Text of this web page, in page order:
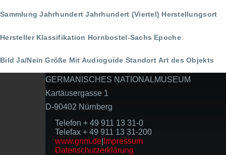
Sammlung Jahrhundert Jahrhundert (Viertel) Herstellungsort
Hersteller Klassifikation Hornbostel-Sachs Epoche
Bild Ja/Nein Größe Mit Audioguide Standort Art des Objekts
GERMANISCHES NATIONALMUSEUM
Kartäusergasse 1
D-90402 Nürnberg
Telefon + 49 911 13 31-0
Telefax + 49 911 13 31-200
www.gnm.de Impressum
Datenschutzerklärung